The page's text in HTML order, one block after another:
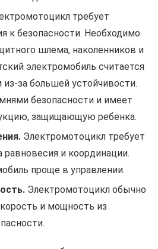
требует
к безопасности. Необходимо
шлема, наколенников и
электромобиль считается
за большей устойчивости.
безопасности и имеет
защищающую ребенка.
Электромотоцикл требует
равновесия и координации.
проще в управлении.
Электромотоцикл обычно
и мощность из